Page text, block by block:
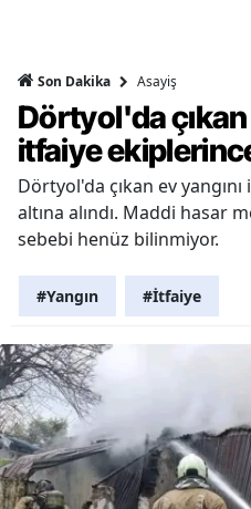
Son Dakika Asayiş
Dörtyol'da çıkan
itfaiye
Dörtyol'da çıkan ev
altına alındı. Maddi hasar
sebebi henüz bilinmiyor.
#Yangın #İtfaiye